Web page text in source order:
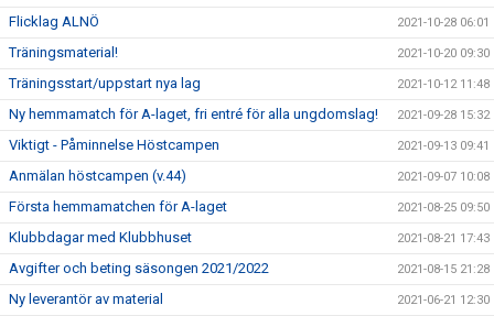
Flicklag ALNÖ 2021-10-28 06:01
Träningsmaterial! 2021-10-20 09:30
Träningsstart/uppstart nya lag 2021-10-12 11:48
Ny hemmamatch för A-laget, fri entré för alla ungdomslag! 2021-09-28 15:32
Viktigt - Påminnelse Höstcampen 2021-09-13 09:41
Anmälan höstcampen (v.44) 2021-09-07 10:08
Första hemmamatchen för A-laget 2021-08-25 09:50
Klubbdagar med Klubbhuset 2021-08-21 17:43
Avgifter och beting säsongen 2021/2022 2021-08-15 21:28
Ny leverantör av material 2021-06-21 12:30